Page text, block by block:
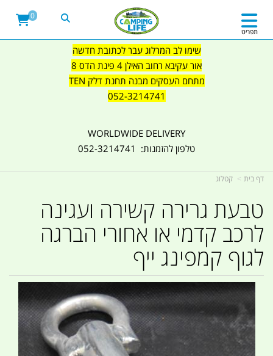
שימו לב המרלוג עבר לכתובת חדשה
אור עקיבא רחוב האילן 4 פינת הדס 8
מתחם העסקים מבנה תחנת דלק TEN
052-3214741
WORLDWIDE DELIVERY
טלפון להזמנות: 052-3214741
תפריט
0
דף בית קטלוג
טבעת גרירה קשירה ועגינה
לרכב קדמי או אחורי הברגה
לגוף קמפינג ייף